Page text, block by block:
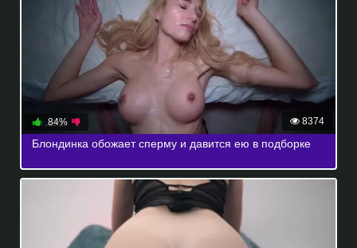
8374
84%
Блондинка обожает сперму и давится ею в подборке